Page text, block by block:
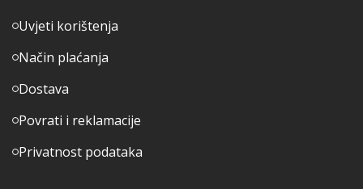
Uvjeti korištenja
Način plaćanja
Dostava
Povrati i reklamacije
Privatnost podataka